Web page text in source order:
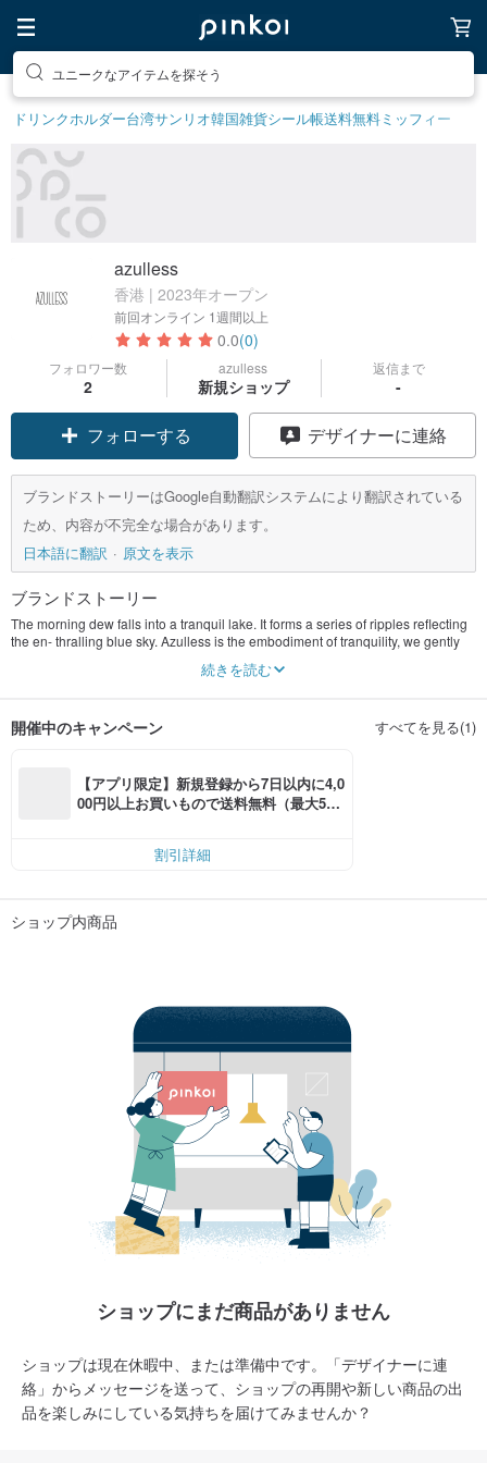
ユニークなアイテムを探そう
ドリンクホルダー台湾サンリオ韓国雑貨シール帳送料無料ミッフィー
azulless
香港 | 2023年オープン
前回オンライン 1週間以上
0.0(0)
フォロワー数
2
azulless
新規ショップ
返信まで
-
フォローする デザイナーに連絡
ブランドストーリーはGoogle自動翻訳システムにより翻訳されている
ため、内容が不完全な場合があります。
日本語に翻訳
原文を表示
ブランドストーリー
The morning dew falls into a tranquil lake. It forms a series of ripples reflecting
the en- thralling blue sky. Azulless is the embodiment of tranquility, we gently
whisper to our customers the essence of sustainability and the moments of
to represent our aesthetic—the ability to metamorphosize into a range of
that hide within. The natural indigo dye is commonly extracted from the plants
of the Indigofera genus. We aim to use what nature provides us and transcends
them into an everlasting product.
Our approach to deal with the overwhelming demands of modern society is to
demand for less. Life is never about how many things we can own but the
nature under the vast blue sky—weaving the strands of indigo fibers and the
続きを読む
開催中のキャンペーン すべてを見る(1)
【アプリ限定】新規登録から7日以内に4,0
00円以上お買いもので送料無料（最大500
割引詳細
ショップ内商品
ショップにまだ商品がありません
ショップは現在休暇中、または準備中です。「デザイナーに連
絡」からメッセージを送って、ショップの再開や新しい商品の出
品を楽しみにしている気持ちを届けてみませんか？